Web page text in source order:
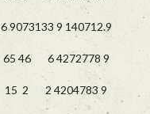
9 140712.9
65 46 6 4272778 9
15 2 2 4204783 9